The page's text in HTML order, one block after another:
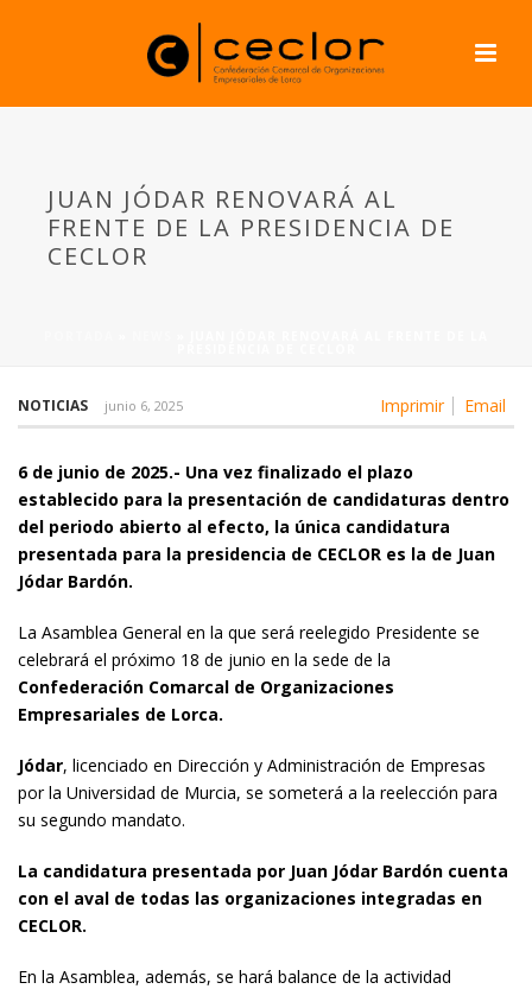
JUAN JÓDAR RENOVARÁ AL
FRENTE DE LA PRESIDENCIA DE
CECLOR
Imprimir Email
NOTICIAS junio 6, 2025
6 de junio de 2025.- Una vez finalizado el plazo
establecido para la presentación de candidaturas dentro
del periodo abierto al efecto, la única candidatura
presentada para la presidencia de CECLOR es la de Juan
Jódar Bardón.
La Asamblea General en la que será reelegido Presidente se
celebrará el próximo 18 de junio en la sede de la
Confederación Comarcal de Organizaciones
Empresariales de Lorca.
Jódar, licenciado en Dirección y Administración de Empresas
por la Universidad de Murcia, se someterá a la reelección para
su segundo mandato.
La candidatura presentada por Juan Jódar Bardón cuenta
con el aval de todas las organizaciones integradas en
CECLOR.
En la Asamblea, además, se hará balance de la actividad